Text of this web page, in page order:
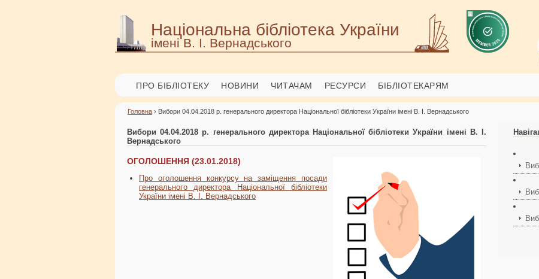
Національна бібліотека України
імені В. І. Вернадського
ПРО БІБЛІОТЕКУ НОВИНИ ЧИТАЧАМ РЕСУРСИ БІБЛІОТЕКАРЯМ
Головна › Вибори 04.04.2018 р. генерального директора Національної бібліотеки України імені В. І. Вернадського
Вибори 04.04.2018 р. генерального директора Національної бібліотеки України імені В. І.
Вернадського
ОГОЛОШЕННЯ (23.01.2018)
Про оголошення конкурсу на заміщення посади
генерального директора Національної бібліотеки
України імені В. І. Вернадського